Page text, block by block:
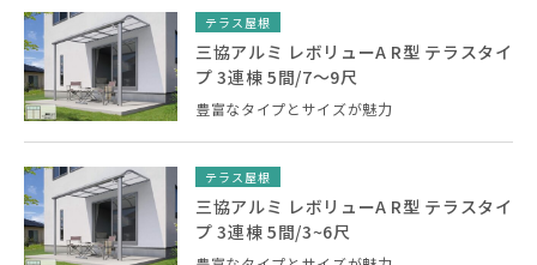
テラス屋根
三協アルミ レボリューA R型 テラスタイ
プ 3連棟 5間/7～9尺
豊富なタイプとサイズが魅力
テラス屋根
三協アルミ レボリューA R型 テラスタイ
プ 3連棟 5間/3~6尺